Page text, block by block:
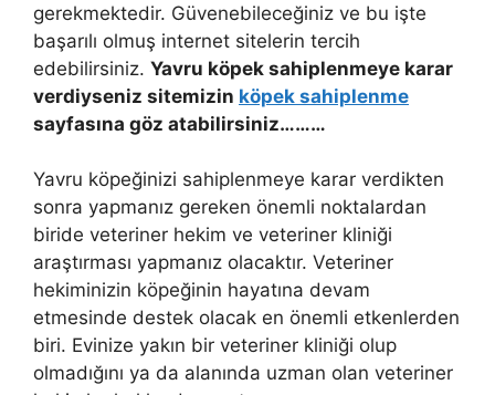
gerekmektedir. Güvenebileceğiniz ve bu işte
başarılı olmuş internet sitelerin tercih
edebilirsiniz. Yavru köpek sahiplenmeye karar
verdiyseniz sitemizin köpek sahiplenme
sayfasına göz atabilirsiniz………
Yavru köpeğinizi sahiplenmeye karar verdikten
sonra yapmanız gereken önemli noktalardan
biride veteriner hekim ve veteriner kliniği
araştırması yapmanız olacaktır. Veteriner
hekiminizin köpeğinin hayatına devam
etmesinde destek olacak en önemli etkenlerden
biri. Evinize yakın bir veteriner kliniği olup
olmadığını ya da alanında uzman olan veteriner